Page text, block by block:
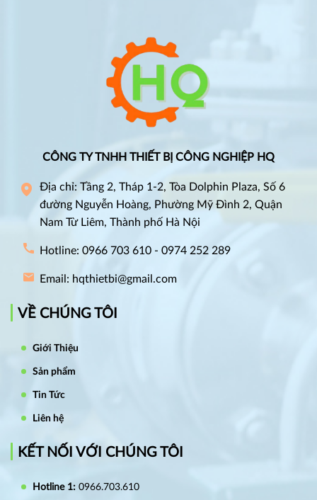
CÔNG TY TNHH THIẾT BỊ CÔNG NGHIỆP HQ
Địa chỉ: Tầng 2, Tháp 1-2, Tòa Dolphin Plaza, Số 6
đường Nguyễn Hoàng, Phường Mỹ Đình 2, Quận
Nam Từ Liêm, Thành phố Hà Nội
Hotline: 0966 703 610 - 0974 252 289
Email: hqthietbi@gmail.com
VỀ CHÚNG TÔI
Giới Thiệu
Sản phẩm
Tin Tức
Liên hệ
KẾT NỐI VỚI CHÚNG TÔI
Hotline 1: 0966.703.610